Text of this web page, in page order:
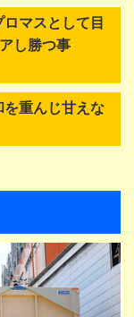
ロマスとして目
し勝つ事
を重んじ甘えな